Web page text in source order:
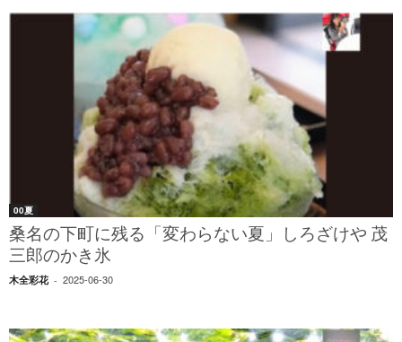
00夏
桑名の下町に残る「変わらない夏」しろざけや 茂
三郎のかき氷
木全彩花 - 2025-06-30